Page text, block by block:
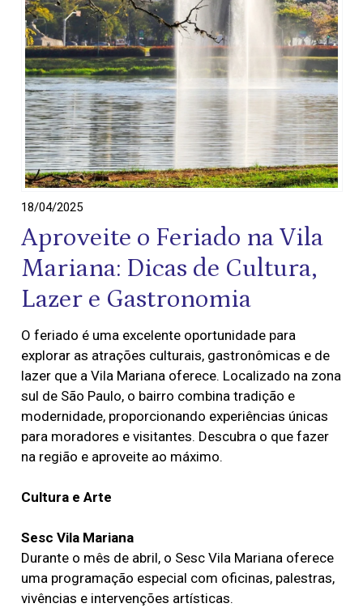
18/04/2025
Aproveite o Feriado na Vila
Mariana: Dicas de Cultura,
Lazer e Gastronomia
O feriado é uma excelente oportunidade para
explorar as atrações culturais, gastronômicas e de
lazer que a Vila Mariana oferece. Localizado na zona
sul de São Paulo, o bairro combina tradição e
modernidade, proporcionando experiências únicas
para moradores e visitantes. Descubra o que fazer
na região e aproveite ao máximo.​
Cultura e Arte
Sesc Vila Mariana
Durante o mês de abril, o Sesc Vila Mariana oferece
uma programação especial com oficinas, palestras,
vivências e intervenções artísticas.